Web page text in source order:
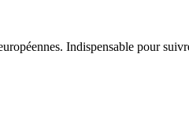
Indispensable pour